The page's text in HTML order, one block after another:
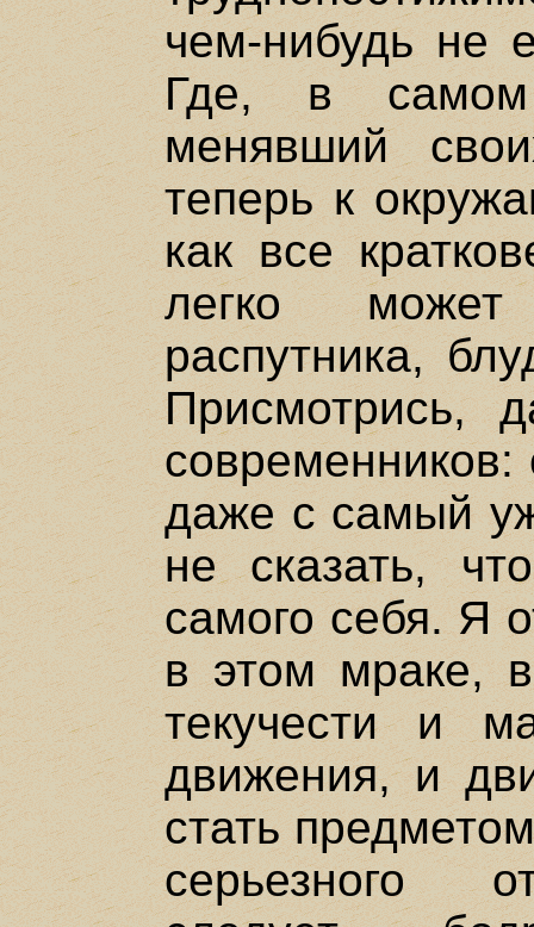
чем-нибудь не
Где, в
менявший
теперь к
как все
легко может
распутника,
Присмотрись,
даже с самый
не сказать,
самого себя. Я
в этом мраке,
текучести и
движения, и
стать
серьезного